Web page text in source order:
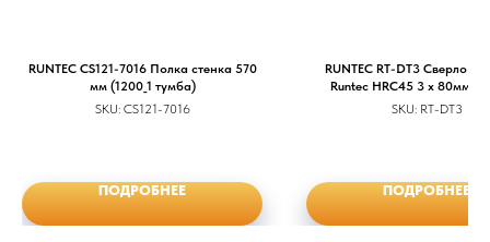
RUNTEC CS121-7016 Полка стенка 570
мм (1200_1 тумба)
SKU: CS121-7016
ПОДРОБНЕЕ
RUNTEC RT-DT3 Сверло по
Runtec HRC45 3 x 80мм
SKU: RT-DT3
ПОДРОБНЕЕ